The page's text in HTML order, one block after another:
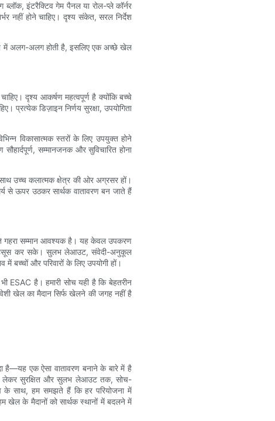
ब्लॉक, इंटरैक्टिव गेम पैनल या रोल-प्ले कॉर्नर
नहीं होने चाहिए। दृश्य संकेत, सरल निर्देश
में अलग-अलग होती है, इसलिए एक अच्छे खेल
दृश्य आकर्षण महत्वपूर्ण है क्योंकि बच्चे
प्रत्येक डिज़ाइन निर्णय सुरक्षा, उपयोगिता
विकासात्मक स्तरों के लिए उपयुक्त होने
सम्मानजनक और सुविचारित होना
उच्च कलात्मक क्षेत्र की ओर अग्रसर हों।
से ऊपर उठकर सार्थक वातावरण बन जाते हैं
गहरा सम्मान आवश्यक है। यह केवल उपकरण
महसूस कर सके। सुलभ लेआउट, संवेदी-अनुकूल
और परिवारों के लिए उपयोगी हों।
ESAC है। हमारी सोच यही है कि बेहतरीन
खेल का मैदान सिर्फ खेलने की जगह नहीं है
है—यह एक ऐसा वातावरण बनाने के बारे में है
लेकर सुरक्षित और सुलभ लेआउट तक, सोच-
के साथ, हम समझते हैं कि हर परियोजना में
खेल के मैदानों को सार्थक स्थानों में बदलने में